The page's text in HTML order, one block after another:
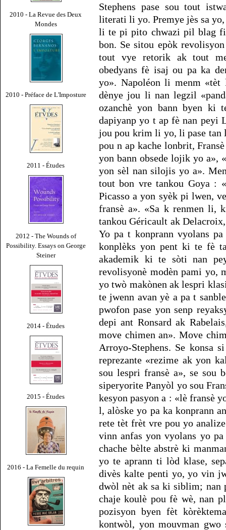
2010 - La Revue des Deux
Mondes
2010 - Préface de L'Imposture
2011 - Études
2012 - The Wounds of
Possibility. Essays on George
Steiner
2014 - Études
2015 - Études
2016 - La Femelle du requin
Stephens pase sou tout
literati li yo. Premye jès sa
li te pi pito chwazi pil blag
bon. Se sitou epòk
tout vye retorik ak tout
obedyans fè isaj ou pa ka
yo». Napoléon li menm
dènye jou li nan legzil
ozanchè yon bann byen ki
dapiyanp yo t ap fè nan peyi
jou pou krim li yo, li pase tan
pou n ap kache lonbrit,
yon bann obsede lojik yo a»,
yon sèl nan silojis yo a».
tout bon vre tankou Goya :
Picasso a yon syèk pi lwen,
fransè a». «Sa k renmen
tankou Géricault ak
Yo pa t konprann vyolans
konplèks yon pent ki te fè
akademik ki te sòti nan
revolisyonè modèn pami yo,
yo twò makònen ak lespri
te jwenn avan yè a pa t
pwofon pase yon senp
depi ant Ronsard ak
move chimen an». Move
Arroyo-Stephens. Se konsa
reprezante «rezime ak yon
sou lespri fransè a», se
siperyorite Panyòl yo sou
kesyon pasyon a : «lè fransè
l, alòske yo pa ka konprann
rete tèt frèt vre pou yo
vinn anfas yon vyolans yo
chache bèlte abstrè ki
yo te aprann ti lòd klase,
divès kalte penti yo, yo vin
dwòl nèt ak sa ki siblim; nan
chaje koulè pou fè wè, nan
pozisyon byen fèt
kontwòl, yon mouvman